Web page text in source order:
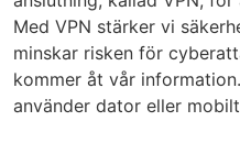
Med VPN stärker vi
minskar risken för
kommer åt vår
använder dator eller